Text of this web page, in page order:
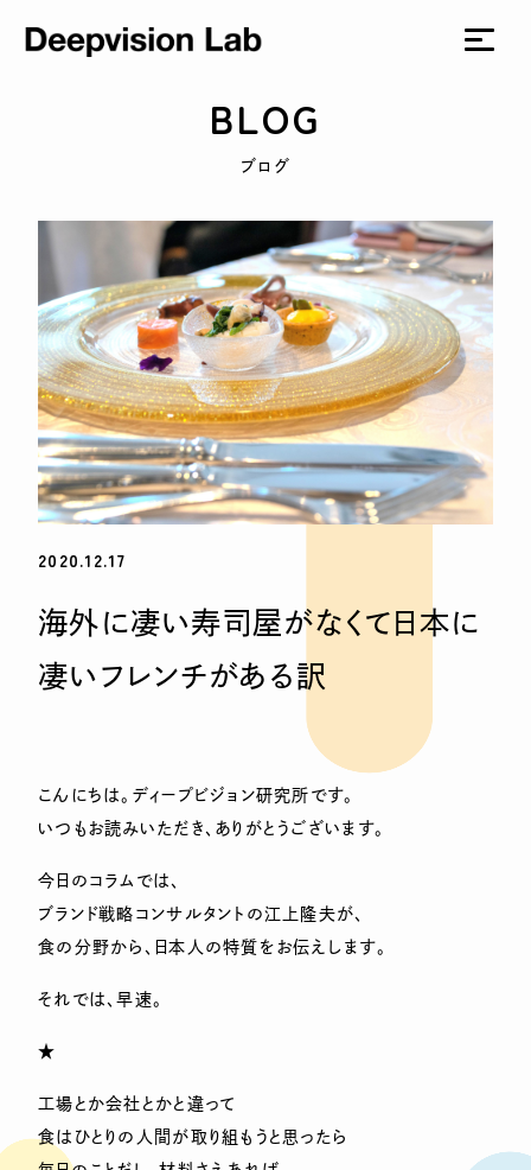
BLOG
ブログ
2020.12.17
海外に凄い寿司屋がなくて日本に
凄いフレンチがある訳
こんにちは。ディープビジョン研究所です。
いつもお読みいただき、ありがとうございます。
今日のコラムでは、
ブランド戦略コンサルタントの江上隆夫が、
食の分野から、日本人の特質をお伝えします。
それでは、早速。
★
工場とか会社とかと違って
食はひとりの人間が取り組もうと思ったら